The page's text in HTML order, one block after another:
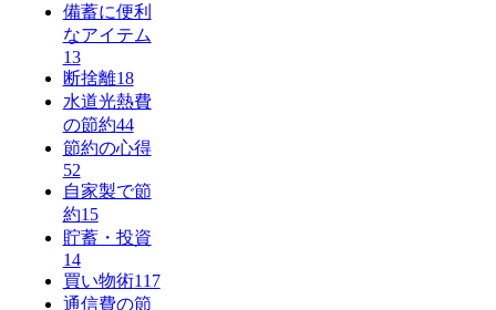
備蓄に便利
なアイテム
13
断捨離18
水道光熱費
の節約44
節約の心得
52
自家製で節
約15
貯蓄・投資
14
買い物術117
通信費の節